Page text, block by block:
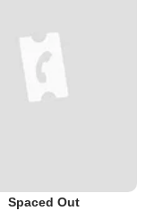
Spaced Out